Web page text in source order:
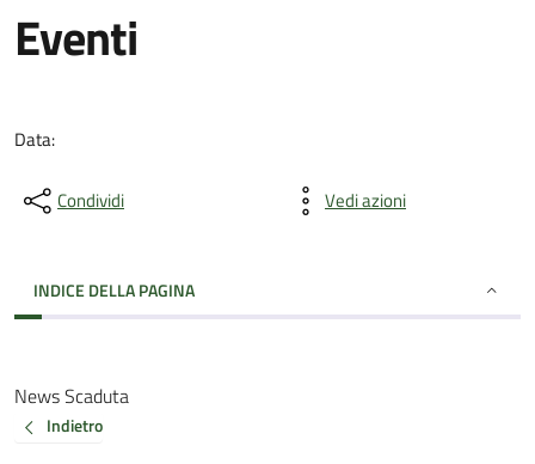
Eventi
Data:
Condividi Vedi azioni
INDICE DELLA PAGINA
News Scaduta
Indietro